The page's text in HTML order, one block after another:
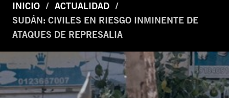
INICIO
ACTUALIDAD
SUDÁN: CIVILES EN RIESGO INMINENTE DE
ATAQUES DE REPRESALIA